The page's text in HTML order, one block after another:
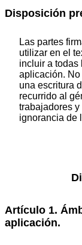
Disposición
Las partes
utilizar en el
incluir a todas
aplicación.
una escritura
recurrido al
trabajadores
ignorancia de
Artículo 1.
aplicación.